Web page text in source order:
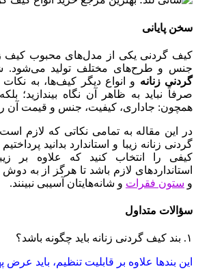
سخن پایانی
کیف گردنی یکی از مدل‌های محبوب کیف
جنس و طرح‌های مختلف تولید می‌شود.
گردنی زنانه و انواع دیگر کیف‌ها، به
صرفاً نباید به ظاهر آن نگاه بیندازید؛
همچون: جاداری، کیفیت، جنس و قیمت آن
در این مقاله به تمامی نکاتی که لازم
گردنی زنانه زیبا و استاندارد بدانید
کیفی را انتخاب کنید که علاوه بر
استانداردهای لازم باشد تا هرگز از به
و ستون فقرات و شانه‌هایتان آسیبی نبینند.
سؤالات متداول
۱. بند کیف گردنی زنانه باید چگونه باشد؟
این بندها علاوه بر قابلیت تنظیم، باید عرض